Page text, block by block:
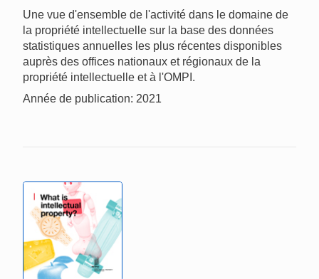
Une vue d'ensemble de l'activité dans le domaine de
la propriété intellectuelle sur la base des données
statistiques annuelles les plus récentes disponibles
auprès des offices nationaux et régionaux de la
propriété intellectuelle et à l'OMPI.
Année de publication: 2021